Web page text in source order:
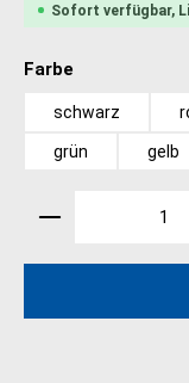
Sofort verfügbar,
Farbe
schwarz
grün gelb
Produkt